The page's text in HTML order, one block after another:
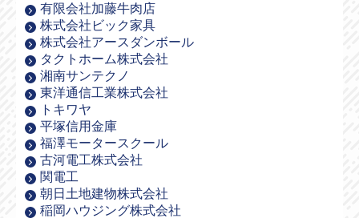
有限会社加藤牛肉店
株式会社ビック家具
株式会社アースダンボール
タクトホーム株式会社
湘南サンテクノ
東洋通信工業株式会社
トキワヤ
平塚信用金庫
福澤モータースクール
古河電工株式会社
関電工
朝日土地建物株式会社
稲岡ハウジング株式会社